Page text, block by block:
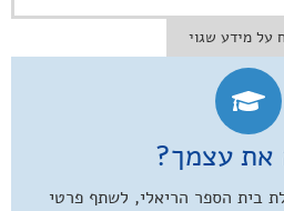
על מידע שגוי
את עצמך?
בית הספר הריאלי, לשתף פרטי